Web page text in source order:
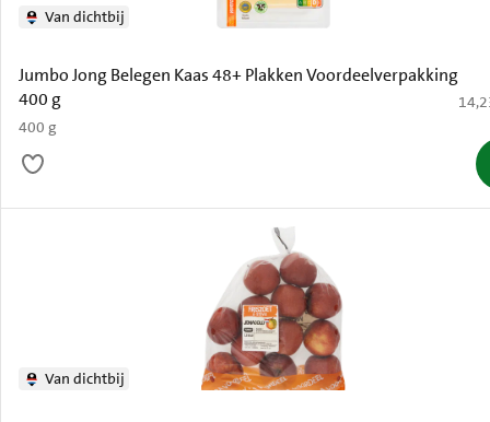
Jumbo Jong Belegen Kaas 48+ Plakken Voordeelverpakking
400 g
400 g
Van dichtbij
€
Van dichtbij